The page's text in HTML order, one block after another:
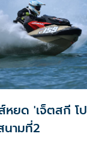
ฐานะฝ่ายจัดการแข่งขัน
แห่งประเทศไทย กอง
และสำนักงานสล
หญ่
ยด 'เจ็ตสกี โ
ามที่2